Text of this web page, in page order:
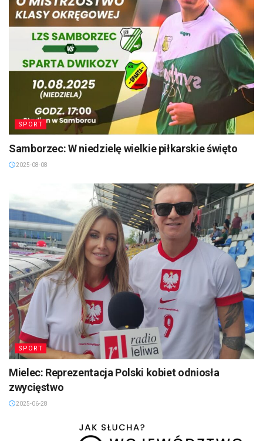
SPORT
Samborzec: W niedzielę wielkie piłkarskie święto
2025-08-08
SPORT
Mielec: Reprezentacja Polski kobiet odniosła
zwycięstwo
2025-06-28